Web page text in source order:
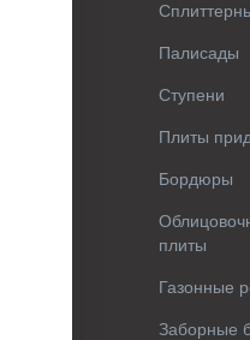
Палисады
Ступени
Плиты
Бордюры
плиты
Газонные
Заборные